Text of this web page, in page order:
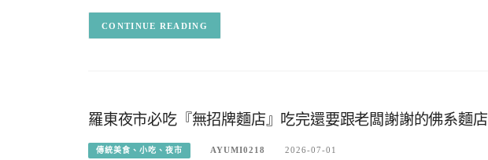
CONTINUE READING
羅東夜市必吃『無招牌麵店』吃完還要跟老闆謝謝的佛系麵店
傳統美食、小吃、夜市 AYUMI0218 2026-07-01